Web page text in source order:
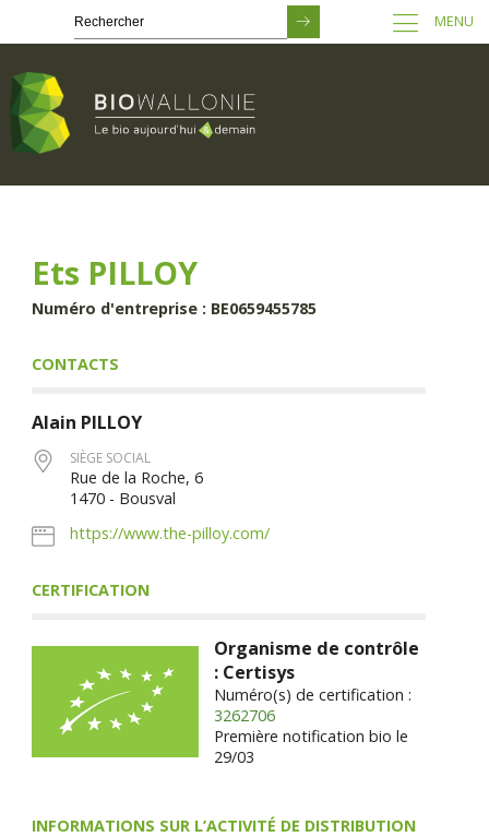
principal
MENU
Ets PILLOY
Numéro d'entreprise : BE0659455785
CONTACTS
Alain PILLOY
SIÈGE SOCIAL
Rue de la Roche, 6
1470 - Bousval
https://www.the-pilloy.com/
CERTIFICATION
Organisme de contrôle
: Certisys
Numéro(s) de certification :
3262706
Première notification bio le
29/03
INFORMATIONS SUR L’ACTIVITÉ DE DISTRIBUTION